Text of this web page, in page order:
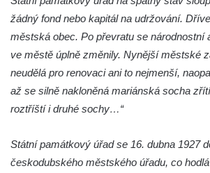
Sloup Panny Marie v Okrouhlické ulici v
Mimoni
Sloup se sochou Anny Samotřetí v Hrádku
nad Nisou
Sloup s kaplicí (boží muka) v Kyjích
Sloup Panny Marie v Třebechovicích pod
žádný fond nebo kapitál na udržování.
městská obec. Po převratu se národnostní
ve městě úplně změnily. Nynější městské
neudělá pro renovaci ani to nejmenší,
až se silně nakloněná mariánská socha
roztříští i druhé sochy…“
Státní památkový úřad se 16. dubna 1927
českodubského městského úřadu, co